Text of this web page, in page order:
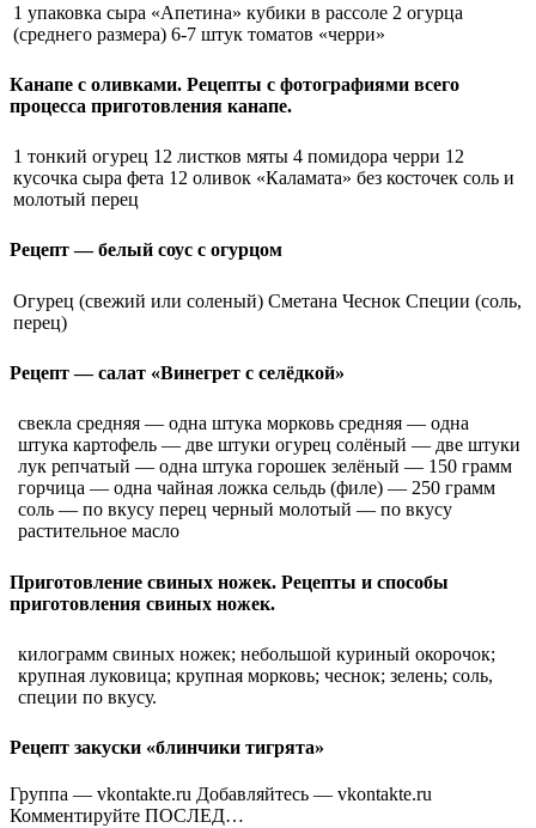
1 упаковка сыра «Апетина» кубики в рассоле 2 огурца
(среднего размера) 6-7 штук томатов «черри»
Канапе с оливками. Рецепты с фотографиями всего
процесса приготовления канапе.
1 тонкий огурец 12 листков мяты 4 помидора черри 12
кусочка сыра фета 12 оливок «Каламата» без косточек соль и
молотый перец
Рецепт — белый соус с огурцом
Огурец (свежий или соленый) Сметана Чеснок Специи (соль,
перец)
Рецепт — салат «Винегрет с селёдкой»
свекла средняя — одна штука морковь средняя — одна
штука картофель — две штуки огурец солёный — две штуки
лук репчатый — одна штука горошек зелёный — 150 грамм
горчица — одна чайная ложка сельдь (филе) — 250 грамм
соль — по вкусу перец черный молотый — по вкусу
растительное масло
Приготовление свиных ножек. Рецепты и способы
приготовления свиных ножек.
килограмм свиных ножек; небольшой куриный окорочок;
крупная луковица; крупная морковь; чеснок; зелень; соль,
специи по вкусу.
Рецепт закуски «блинчики тигрята»
Группа — vkontakte.ru Добавляйтесь — vkontakte.ru
Комментируйте ПОСЛЕД…